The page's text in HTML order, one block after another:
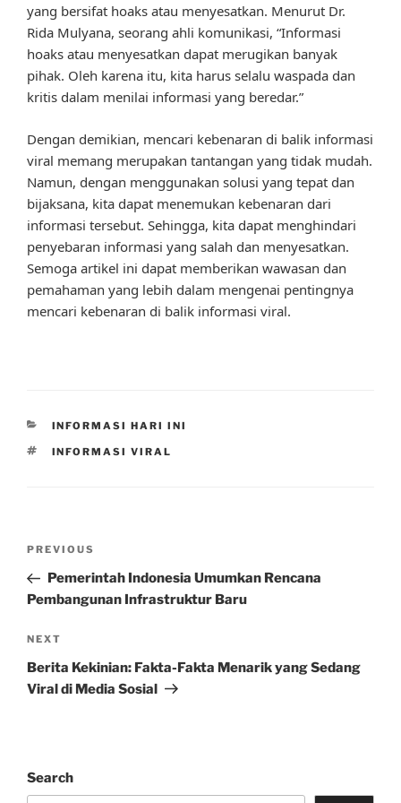
yang bersifat hoaks atau menyesatkan. Menurut Dr.
Rida Mulyana, seorang ahli komunikasi, “Informasi
hoaks atau menyesatkan dapat merugikan banyak
pihak. Oleh karena itu, kita harus selalu waspada dan
kritis dalam menilai informasi yang beredar.”
Dengan demikian, mencari kebenaran di balik informasi
viral memang merupakan tantangan yang tidak mudah.
Namun, dengan menggunakan solusi yang tepat dan
bijaksana, kita dapat menemukan kebenaran dari
informasi tersebut. Sehingga, kita dapat menghindari
penyebaran informasi yang salah dan menyesatkan.
Semoga artikel ini dapat memberikan wawasan dan
pemahaman yang lebih dalam mengenai pentingnya
mencari kebenaran di balik informasi viral.
CATEGORIES
INFORMASI HARI INI
TAGS
INFORMASI VIRAL
Previous
Post
PREVIOUS
Pemerintah Indonesia Umumkan Rencana
Pembangunan Infrastruktur Baru
Next
Post
NEXT
Berita Kekinian: Fakta-Fakta Menarik yang Sedang
Viral di Media Sosial
Search